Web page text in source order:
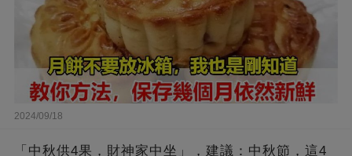
2024/09/18
「中秋供4果，財神家中坐」，建議：中秋節，這4